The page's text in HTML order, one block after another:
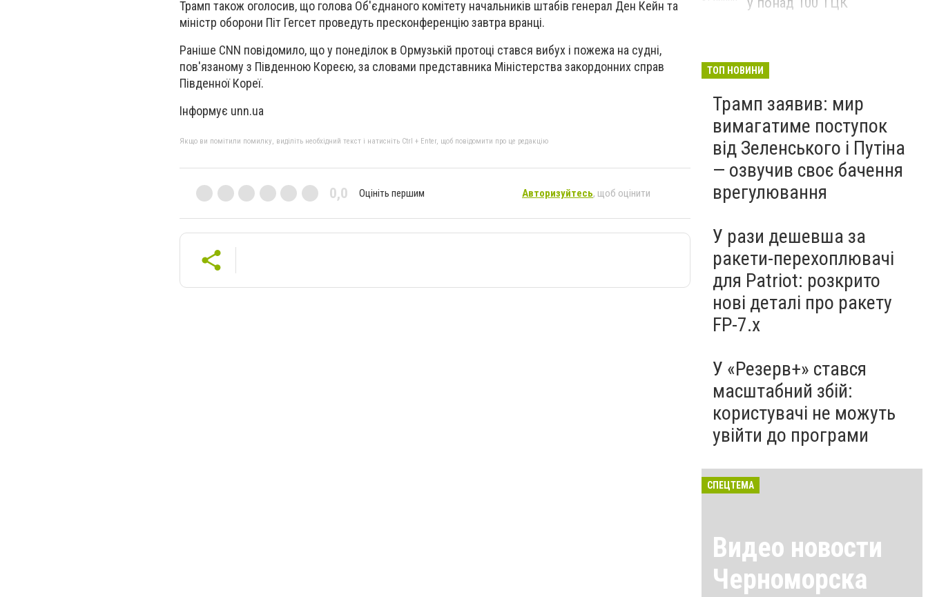
Трамп також оголосив, що голова Об'єднаного комітету начальників штабів генерал Ден Кейн та
міністр оборони Піт Гегсет проведуть пресконференцію завтра вранці.
Раніше CNN повідомило, що у понеділок в Ормузькій протоці стався вибух і пожежа на судні,
пов'язаному з Південною Кореєю, за словами представника Міністерства закордонних справ
Південної Кореї.
Інформує unn.ua
Якщо ви помітили помилку, виділіть необхідний текст і натисніть Ctrl + Enter, щоб повідомити про це редакцію
0,0 Оцініть першим Авторизуйтесь, щоб оцінити
ТОП НОВИНИ
Трамп заявив: мир
вимагатиме поступок
від Зеленського і Путіна
— озвучив своє бачення
врегулювання
У рази дешевша за
ракети-перехоплювачі
для Patriot: розкрито
нові деталі про ракету
FP-7.x
У «Резерв+» стався
масштабний збій:
користувачі не можуть
увійти до програми
СПЕЦТЕМА
Видео новости
Черноморска